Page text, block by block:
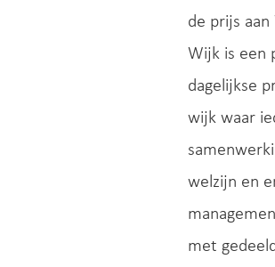
de prijs
Wijk is een
dagelijkse
wijk waar
welzijn en
met